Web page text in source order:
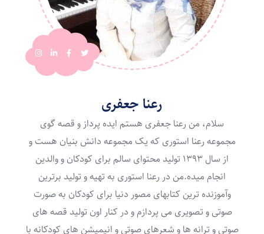
رعنا جعفری
سلام، من رعنا جعفری هستم ایده پرداز و قصه گوی
مجموعه رعنا استوری که یک مجموعه دانش بنیان هست و
از سال ۱۳۹۳ تولید محتوای سالم برای کودکان و والدین
انجام میده.من در رعنا استوری به تهیه و تولید برترین
وآموزنده ترین کتابهای مصور دنیا برای کودکان به صورت
صوتی و تصویری می پردازم و در کنار اون تولید قصه های
صوتی و ترانه ها و شعرهای صوتی و انیمیشن های کودکانه با